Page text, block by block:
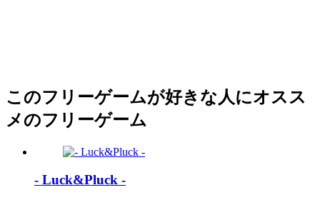
このフリーゲームが好きな人にオスス
メのフリーゲーム
- Luck&Pluck -